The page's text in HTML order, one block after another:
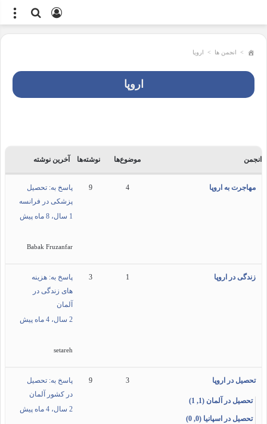
جستجو
ورود
> انجمن ها > اروپا
اروپا
انجمن موضوع‌ها نوشته‌ها آخرین نوشته
مهاجرت به اروپا 4
9
پاسخ به: تحصیل
پزشکی در فرانسه
1 سال، 8 ماه پیش
Babak Fruzanfar
زندگی در اروپا 1
3
پاسخ به: هزینه
های زندگی در
آلمان
2 سال، 4 ماه پیش
setareh
تحصیل در اروپا
تحصیل در آلمان (1, 1)
تحصیل در اسپانیا (0, 0)
3
9
پاسخ به: تحصیل
در کشور آلمان
2 سال، 4 ماه پیش